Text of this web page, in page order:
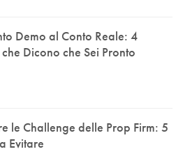
Demo al Conto Reale: 4
Dicono che Sei Pronto
le Challenge delle Prop Firm: 5
Evitare